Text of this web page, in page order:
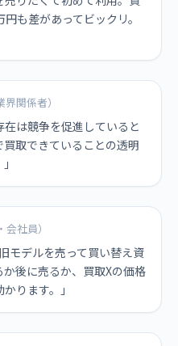
も差があってビックリ。
関係者）
在は競争を促進していると
取できていることの透明
社員）
モデルを売って買い替え資
後に売るか、買取Xの価格
ります。」